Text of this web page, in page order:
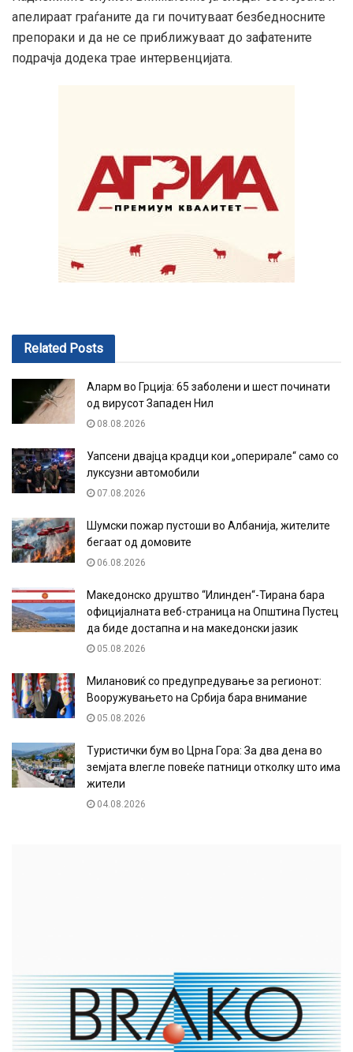
апелираат граѓаните да ги почитуваат безбедносните
препораки и да не се приближуваат до зафатените
подрачја додека трае интервенцијата.
Related Posts
Аларм во Грција: 65 заболени и шест починати
од вирусот Западен Нил
08.08.2026
Уапсени двајца крадци кои „оперирале“ само со
луксузни автомобили
07.08.2026
Шумски пожар пустоши во Албанија, жителите
бегаат од домовите
06.08.2026
Македонско друштво “Илинден“-Тирана бара
официјалната веб-страница на Општина Пустец
да биде достапна и на македонски јазик
05.08.2026
Милановиќ со предупредување за регионот:
Вооружувањето на Србија бара внимание
05.08.2026
Туристички бум во Црна Гора: За два дена во
земјата влегле повеќе патници отколку што има
жители
04.08.2026